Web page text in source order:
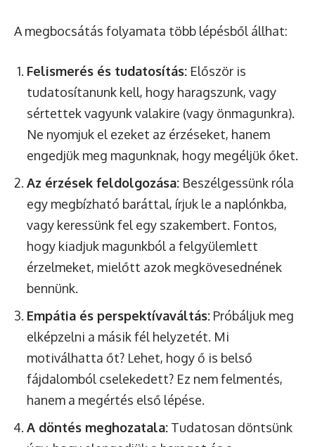
A megbocsátás folyamata több lépésből állhat:
Felismerés és tudatosítás: Először is
tudatosítanunk kell, hogy haragszunk, vagy
sértettek vagyunk valakire (vagy önmagunkra).
Ne nyomjuk el ezeket az érzéseket, hanem
engedjük meg magunknak, hogy megéljük őket.
Az érzések feldolgozása: Beszélgessünk róla
egy megbízható baráttal, írjuk le a naplónkba,
vagy keressünk fel egy szakembert. Fontos,
hogy kiadjuk magunkból a felgyülemlett
érzelmeket, mielőtt azok megkövesednének
bennünk.
Empátia és perspektívaváltás: Próbáljuk meg
elképzelni a másik fél helyzetét. Mi
motiválhatta őt? Lehet, hogy ő is belső
fájdalomból cselekedett? Ez nem felmentés,
hanem a megértés első lépése.
A döntés meghozatala: Tudatosan döntsünk